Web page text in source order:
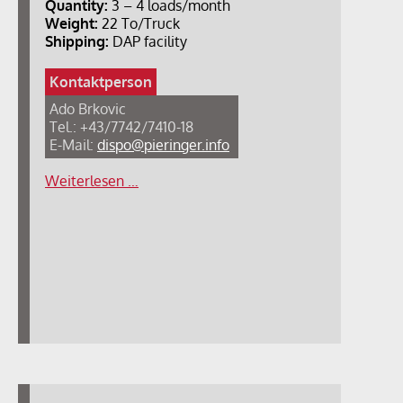
Quantity: 3 – 4 loads/month
Weight: 22 To/Truck
Shipping: DAP facility
Kontaktperson
Ado Brkovic
Tel.: +43/7742/7410-18
E-Mail: dispo@pieringer.info
Weiterlesen …